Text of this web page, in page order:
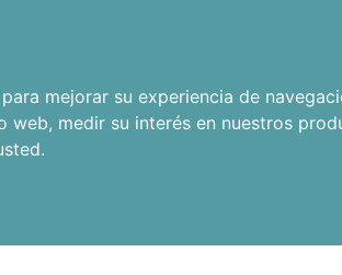
mejorar su experiencia de
web, medir su interés en nuestros
.